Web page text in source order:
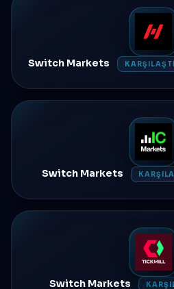
Switch Markets
Switch Markets
Switch Markets